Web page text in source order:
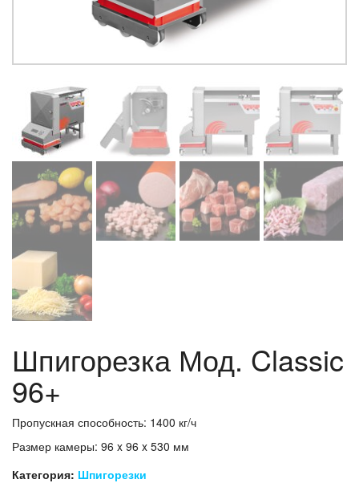
Шпигорезка Мод. Classic
96+
Пропускная способность: 1400 кг/ч
Размер камеры: 96 x 96 x 530 мм
Категория: Шпигорезки